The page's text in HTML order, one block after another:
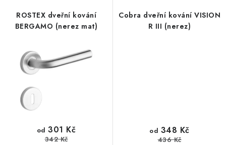
ROSTEX dveřní kování
BERGAMO (nerez mat)
od 301 Kč
342 Kč
Cobra dveřní kování VISION
R III (nerez)
od 348 Kč
436 Kč